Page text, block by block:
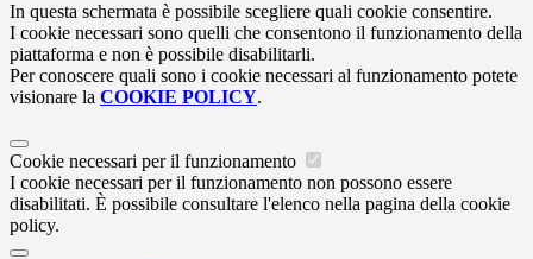
In questa schermata è possibile scegliere quali cookie consentire.
I cookie necessari sono quelli che consentono il funzionamento della
piattaforma e non è possibile disabilitarli.
Per conoscere quali sono i cookie necessari al funzionamento potete
visionare la COOKIE POLICY.
Cookie necessari per il funzionamento
I cookie necessari per il funzionamento non possono essere
disabilitati. È possibile consultare l'elenco nella pagina della cookie
policy.